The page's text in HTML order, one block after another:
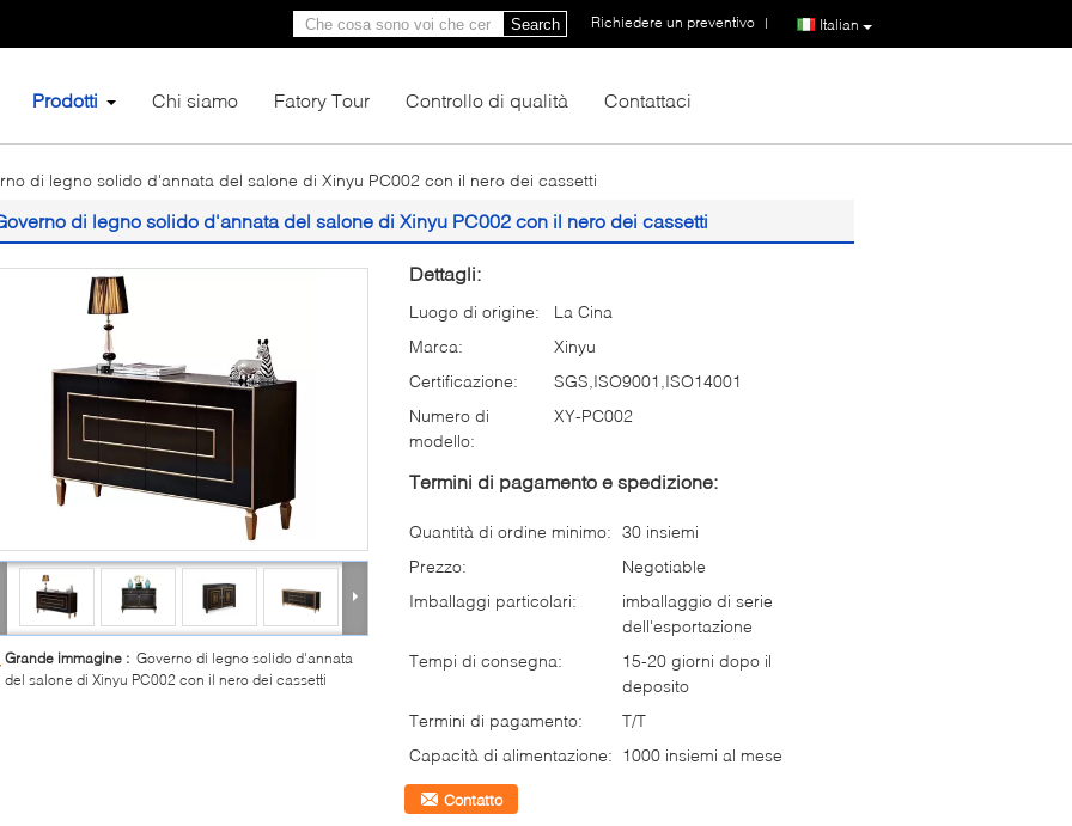
Italian
Richiedere un preventivo |
Search
Prodotti Chi siamo Fatory Tour Controllo di qualità Contattaci
di legno solido d'annata del salone di Xinyu PC002 con il nero dei cassetti
di legno solido d'annata del salone di Xinyu PC002 con il nero dei cassetti
Grande immagine : Governo di legno solido d'annata
del salone di Xinyu PC002 con il nero dei cassetti
Dettagli:
Luogo di origine:
La Cina
Marca:
Xinyu
Certificazione:
SGS,ISO9001,ISO14001
Numero di
modello:
XY-PC002
Termini di pagamento e spedizione:
Quantità di ordine minimo: 30 insiemi
Prezzo:
Negotiable
Imballaggi particolari:
imballaggio di serie
dell'esportazione
Tempi di consegna:
15-20 giorni dopo il
deposito
Termini di pagamento:
T/T
Capacità di alimentazione: 1000 insiemi al mese
Contatto